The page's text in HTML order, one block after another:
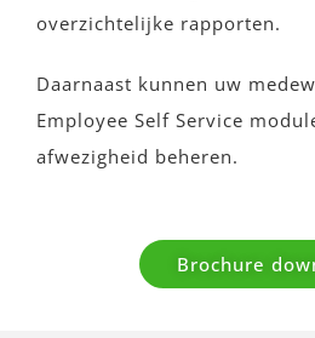
overzichtelijke rapporten.
Daarnaast kunnen uw
Employee Self Service
afwezigheid beheren.
Brochure